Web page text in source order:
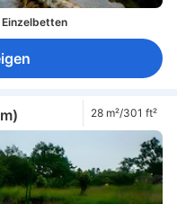
Einzelbetten
28 m²/301 ft²